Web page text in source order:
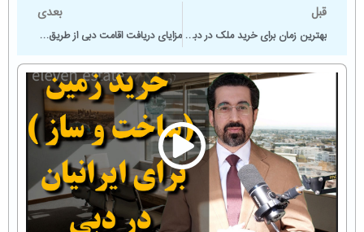
قبل
بهترین زمان برای خرید ملک در دبی، تحلیل بازار و قیمت‌ها
بعدی
مزایای دریافت اقامت دبی از طریق خرید ملک